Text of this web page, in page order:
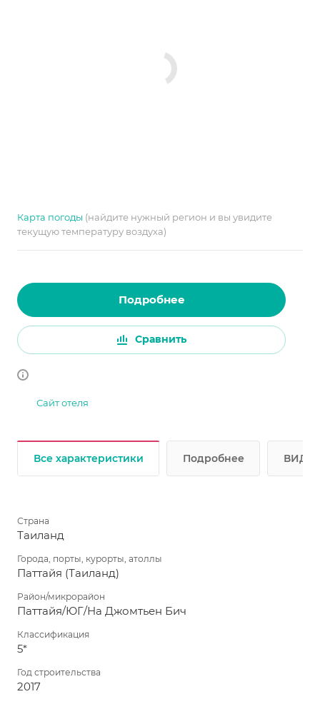
Карта погоды (найдите нужный регион и вы увидите
текущую температуру воздуха)
Подробнее
Сравнить
Сайт отеля
Все характеристики Подробнее ВИДЕО
Страна
Таиланд
Города, порты, курорты, атоллы
Паттайя (Таиланд)
Район/микрорайон
Паттайя/ЮГ/На Джомтьен Бич
Классификация
5*
Год строительства
2017